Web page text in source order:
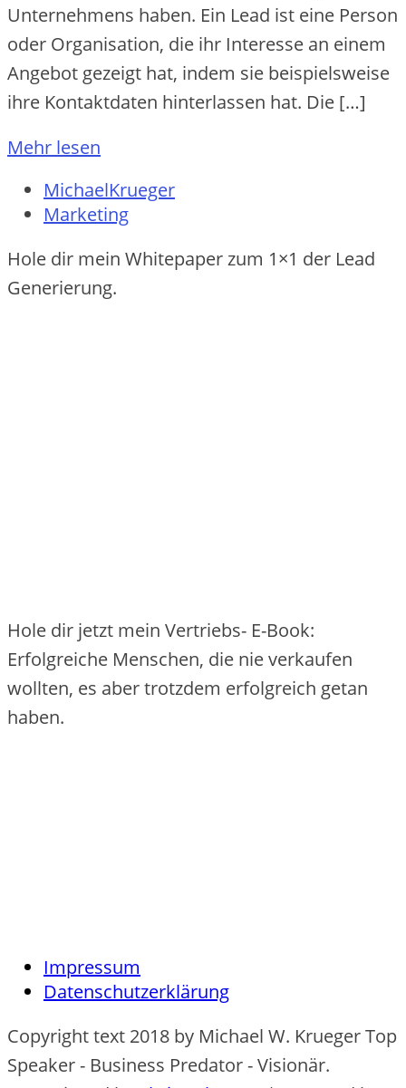
Unternehmens haben. Ein Lead ist eine Person
oder Organisation, die ihr Interesse an einem
Angebot gezeigt hat, indem sie beispielsweise
ihre Kontaktdaten hinterlassen hat. Die […]
Mehr lesen
MichaelKrueger
Marketing
Hole dir mein Whitepaper zum 1×1 der Lead
Generierung.
Hole dir jetzt mein Vertriebs- E-Book:
Erfolgreiche Menschen, die nie verkaufen
wollten, es aber trotzdem erfolgreich getan
haben.
Impressum
Datenschutzerklärung
Copyright text 2018 by Michael W. Krueger Top
Speaker - Business Predator - Visionär.